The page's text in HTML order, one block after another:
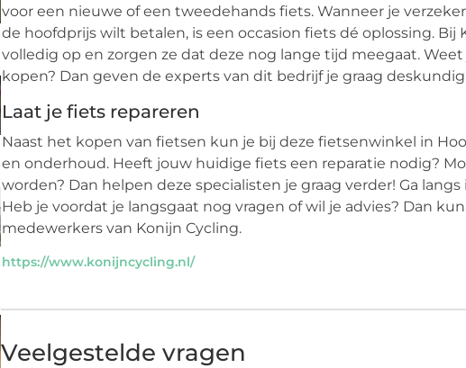
voor een nieuwe of een tweedehands fiets. Wanneer je
de hoofdprijs wilt betalen, is een occasion fiets dé oplossing.
volledig op en zorgen ze dat deze nog lange tijd meegaat.
kopen? Dan geven de experts van dit bedrijf je graag deskundig
Laat je fiets repareren
Naast het kopen van fietsen kun je bij deze fietsenwinkel in
en onderhoud. Heeft jouw huidige fiets een reparatie nodig?
worden? Dan helpen deze specialisten je graag verder! Ga
Heb je voordat je langsgaat nog vragen of wil je advies? Dan
medewerkers van Konijn Cycling.
https://www.konijncycling.nl/
Veelgestelde vragen